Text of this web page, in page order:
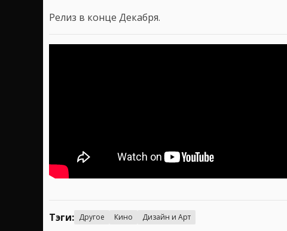
Релиз в конце Декабря.
Тэги: Другое Кино Дизайн и Арт